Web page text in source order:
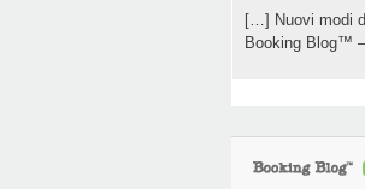
[…] Nuovi modi
Booking Blog™